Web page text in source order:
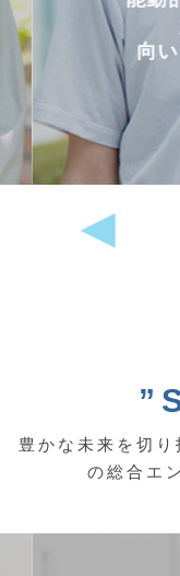
向
豊かな未来を切
の総合エ